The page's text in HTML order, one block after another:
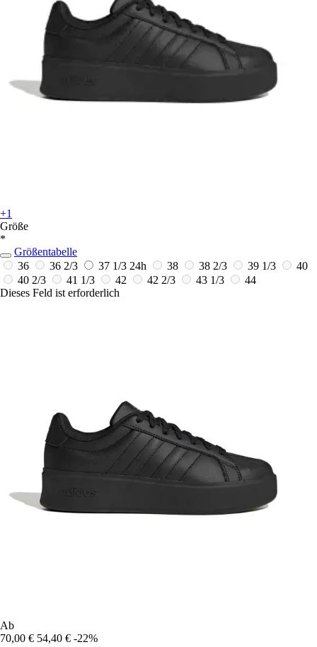
+1
Größe
*
Größentabelle
36
36 2/3 37 1/3 24h 38 38 2/3 39 1/3
40
40 2/3
41 1/3 42 42 2/3 43 1/3
44
Dieses Feld ist erforderlich
Ab
70,00 € 54,40 € -22%